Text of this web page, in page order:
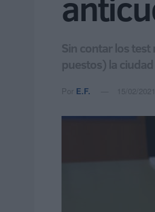
Sin contar los
puestos) la
Por E.F. 15/02/